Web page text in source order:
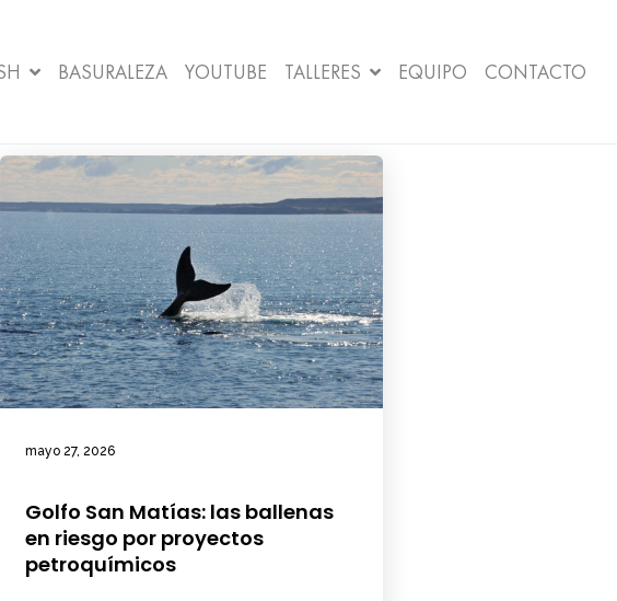
BASURALEZA YOUTUBE TALLERES EQUIPO CONTACTO
mayo 27, 2026
Golfo San Matías: las ballenas
en riesgo por proyectos
petroquímicos